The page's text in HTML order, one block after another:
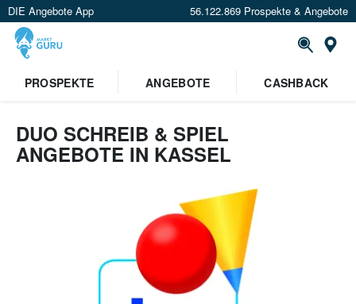
DIE Angebote App 56.122.869 Prospekte & Angebote
PROSPEKTE
ANGEBOTE CASHBACK
DUO SCHREIB & SPIEL
ANGEBOTE IN KASSEL